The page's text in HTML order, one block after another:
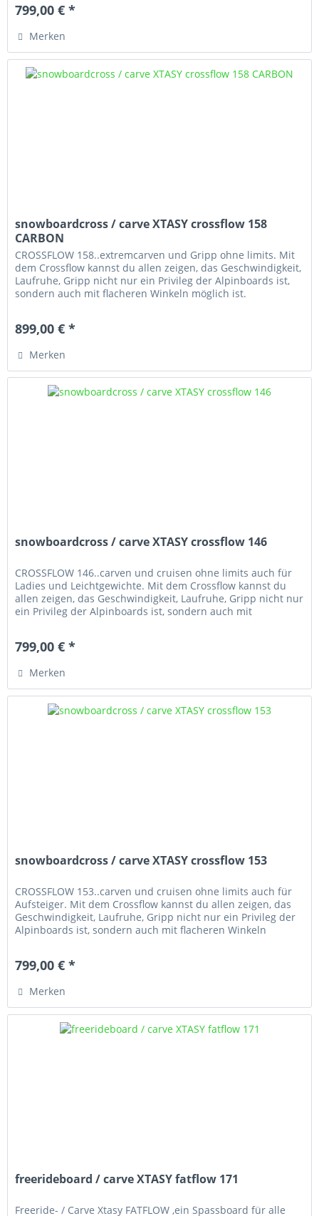
799,00 € *
Merken
snowboardcross / carve XTASY crossflow 158
CARBON
CROSSFLOW 158..extremcarven und Gripp ohne limits. Mit
dem Crossflow kannst du allen zeigen, das Geschwindigkeit,
Laufruhe, Gripp nicht nur ein Privileg der Alpinboards ist,
sondern auch mit flacheren Winkeln möglich ist.
899,00 € *
Merken
snowboardcross / carve XTASY crossflow 146
CROSSFLOW 146..carven und cruisen ohne limits auch für
Ladies und Leichtgewichte. Mit dem Crossflow kannst du
allen zeigen, das Geschwindigkeit, Laufruhe, Gripp nicht nur
ein Privileg der Alpinboards ist, sondern auch mit
799,00 € *
Merken
snowboardcross / carve XTASY crossflow 153
CROSSFLOW 153..carven und cruisen ohne limits auch für
Aufsteiger. Mit dem Crossflow kannst du allen zeigen, das
Geschwindigkeit, Laufruhe, Gripp nicht nur ein Privileg der
Alpinboards ist, sondern auch mit flacheren Winkeln
799,00 € *
Merken
freerideboard / carve XTASY fatflow 171
Freeride- / Carve Xtasy FATFLOW ,ein Spassboard für alle